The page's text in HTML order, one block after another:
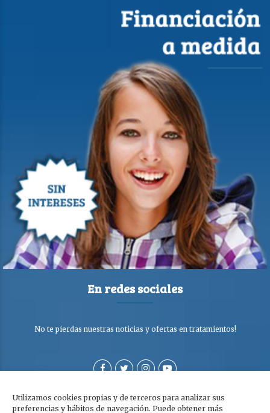
Utilizamos cookies propias y de terceros para analizar sus
preferencias y hábitos de navegación. Puede obtener más
En redes sociales
No te pierdas nuestras noticias y ofertas en tratamientos!